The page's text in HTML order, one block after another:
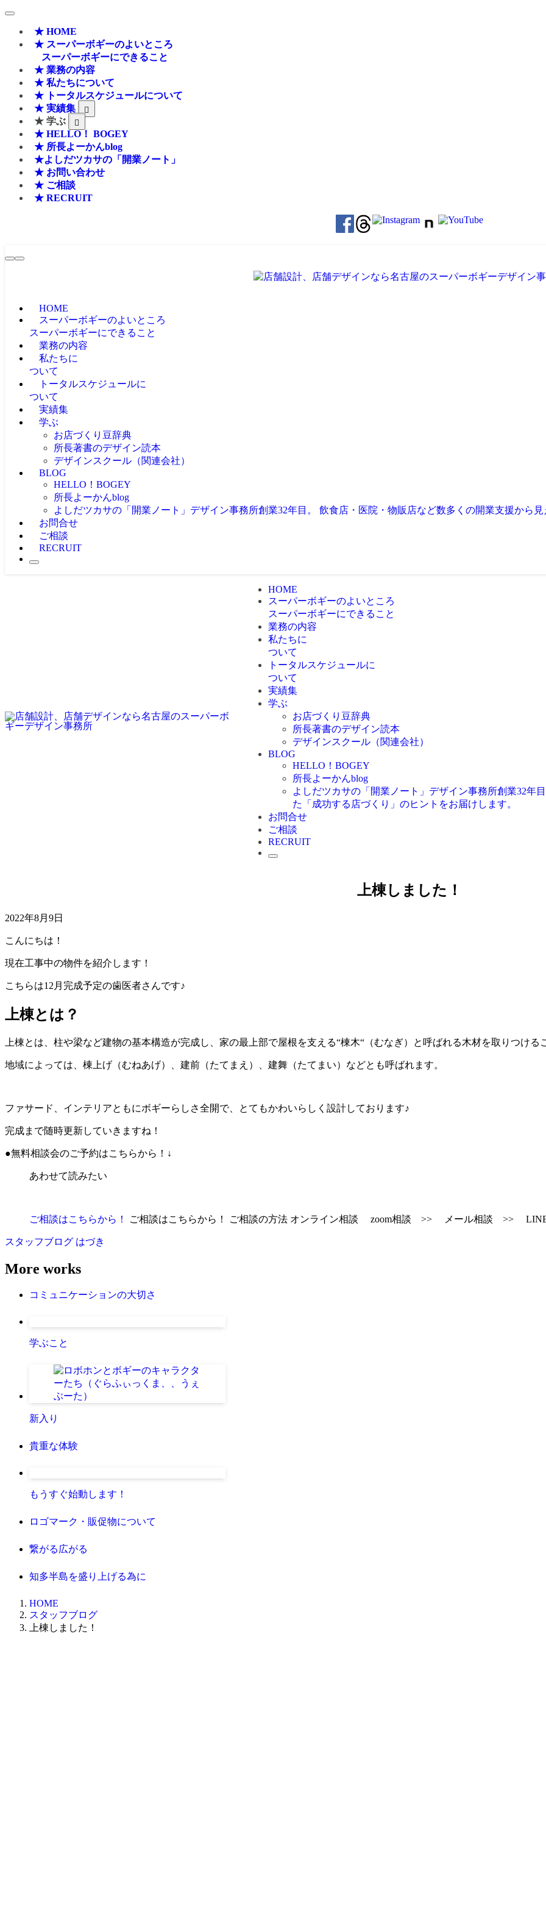
★ HOME
★ スーパーボギーのよいところ
スーパーボギーにできること
★ 業務の内容
★ 私たちについて
★ トータルスケジュールについて
★ 実績集
★ 学ぶ
★ HELLO！ BOGEY
★ 所長よーかんblog
★よしだツカサの「開業ノート」
★ お問い合わせ
★ ご相談
★ RECRUIT
HOME
スーパーボギーのよいところ
スーパーボギーにできること
業務の内容
私たちに
ついて
トータルスケジュールに
ついて
実績集
学ぶ
お店づくり豆辞典
所長著書のデザイン読本
デザインスクール（関連会社）
BLOG
HELLO！BOGEY
所長よーかんblog
よしだツカサの「開業ノート」 デザイン事務所創業32年目。 飲食店・医院・物販店など数多くの開業支援から
お問合せ
ご相談
RECRUIT
HOME
スーパーボギーのよいところ
スーパーボギーにできること
業務の内容
私たちに
ついて
トータルスケジュールに
ついて
実績集
学ぶ
お店づくり豆辞典
所長著書のデザイン読本
デザインスクール（関連会社）
BLOG
HELLO！BOGEY
所長よーかんblog
よしだツカサの「開業ノート」 デザイン事務所創業32年
た「成功する店づくり」のヒントをお届けします。
お問合せ
ご相談
RECRUIT
上棟しました！
2022年8月9日
こんにちは！
現在工事中の物件を紹介します！
こちらは12月完成予定の歯医者さんです♪
上棟とは？
上棟とは、柱や梁など建物の基本構造が完成し、家の最上部で屋根を支える“棟木“（むなぎ）と呼ばれる木材を取りつける
地域によっては、棟上げ（むねあげ）、建前（たてまえ）、建舞（たてまい）などとも呼ばれます。
ファサード、インテリアともにボギーらしさ全開で、とてもかわいらしく設計しております♪
完成まで随時更新していきますね！
●無料相談会のご予約はこちらから！↓
あわせて読みたい
ご相談はこちらから！ ご相談はこちらから！ ご相談の方法 オンライン相談 zoom相談 >> メール相談 >>
スタッフブログ はづき
More works
コミュニケーションの大切さ
学ぶこと
新入り
貴重な体験
もうすぐ始動します！
ロゴマーク・販促物について
繋がる広がる
知多半島を盛り上げる為に
HOME
スタッフブログ
上棟しました！